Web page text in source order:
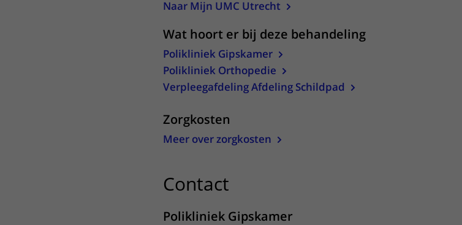
Naar Mijn UMC Utrecht
Wat hoort er bij deze behandeling
Polikliniek Gipskamer
Polikliniek Orthopedie
Verpleegafdeling Afdeling Schildpad
Zorgkosten
Meer over zorgkosten
Contact
Polikliniek Gipskamer